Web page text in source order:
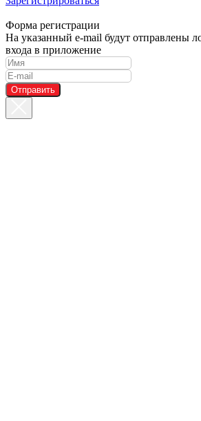
Форма регистрации
На указанный e-mail будут отправлены
входа в приложение
Отправить